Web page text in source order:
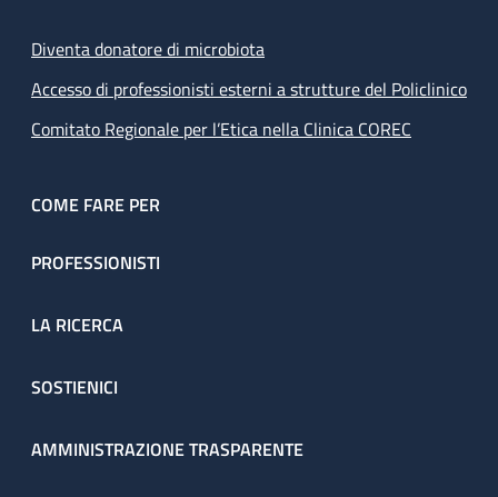
Diventa donatore di microbiota
Accesso di professionisti esterni a strutture del Policlinico
Comitato Regionale per l’Etica nella Clinica COREC
COME FARE PER
PROFESSIONISTI
LA RICERCA
SOSTIENICI
AMMINISTRAZIONE TRASPARENTE